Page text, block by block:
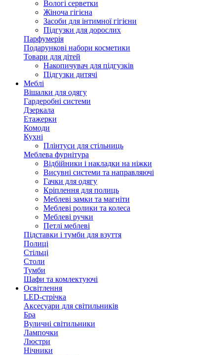
Вологі серветки
Жіноча гігієна
Засоби для інтимної гігієни
Підгузки для дорослих
Парфумерія
Подарункові набори косметики
Товари для дітей
Накопичувач для підгузків
Підгузки дитячі
Меблі
Вішалки для одягу
Гардеробні системи
Дзеркала
Етажерки
Комоди
Кухні
Плінтуси для стільниць
Меблева фурнітура
Відбійники і накладки на ніжки
Висувні системи та направляючі
Гачки для одягу
Кріплення для полиць
Меблеві замки та магніти
Меблеві ролики та колеса
Меблеві ручки
Петлі меблеві
Підставки і тумби для взуття
Полиці
Стільці
Столи
Тумби
Шафи та комлектуючі
Освітлення
LED-стрічка
Аксесуари для світильників
Бра
Вуличні світильники
Лампочки
Люстри
Нічники